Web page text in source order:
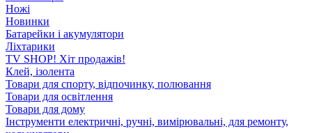
Ножі
Новинки
Батарейки і акумулятори
Ліхтарики
TV SHOP! Хіт продажів!
Клей, ізолента
Товари для спорту, відпочинку, полювання
Товари для освітлення
Товари для дому
Інструменти електричні, ручні, вимірювальні, для ремонту,